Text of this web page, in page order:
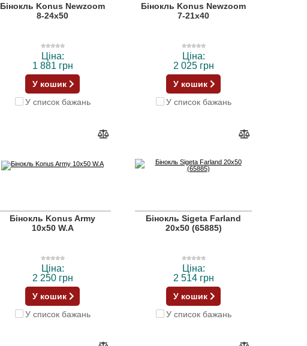
Бінокль Konus Newzoom
8-24x50
Ціна:
1 881 грн
У кошик
У список бажань
Бінокль Konus Newzoom
7-21x40
Ціна:
2 025 грн
У кошик
У список бажань
Бінокль Konus Army
10x50 W.A
Ціна:
2 250 грн
У кошик
У список бажань
Бінокль Sigeta Farland
20x50 (65885)
Ціна:
2 514 грн
У кошик
У список бажань